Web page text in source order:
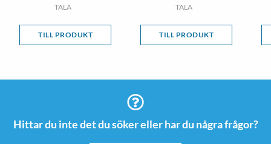
TALA
TILL PRODUKT
TALA
TILL PRODUKT
Hittar du inte det du söker eller har du några frågor?